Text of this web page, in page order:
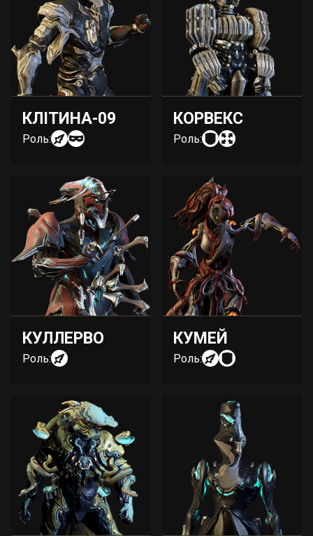
КЛІТИНА-09
Роль:
КОРВЕКС
Роль:
КУЛЛЕРВО
Роль:
КУМЕЙ
Роль: